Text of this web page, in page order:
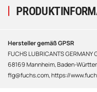
Hersteller gemäß GPSR
FUCHS LUBRICANTS GERMANY
68169 Mannheim, Baden-
flg@fuchs.com, https://